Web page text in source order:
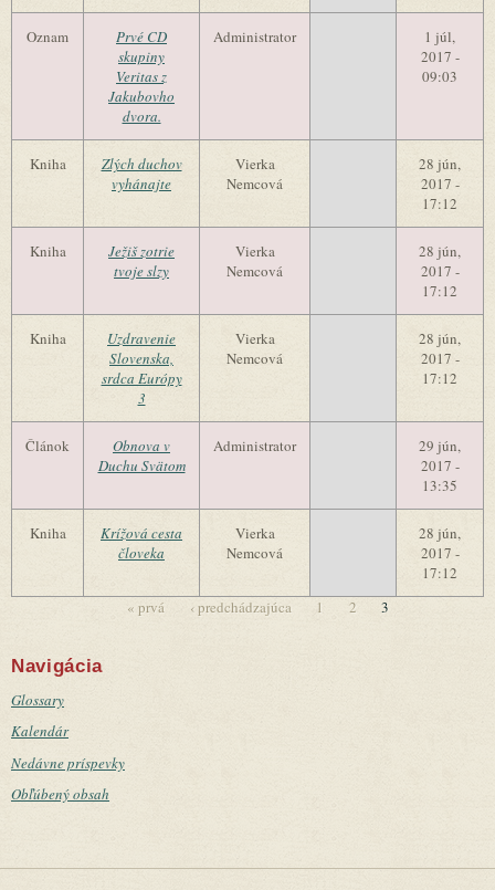
Oznam
Prvé CD
skupiny
Veritas z
Jakubovho
dvora.
Administrator
1 júl,
2017 -
09:03
Kniha
Zlých duchov
vyhánajte
Vierka
Nemcová
28 jún,
2017 -
17:12
Kniha
Ježiš zotrie
tvoje slzy
Vierka
Nemcová
28 jún,
2017 -
17:12
Kniha
Uzdravenie
Slovenska,
srdca Európy
3
Vierka
Nemcová
28 jún,
2017 -
17:12
Článok
Obnova v
Duchu Svätom
Administrator
29 jún,
2017 -
13:35
Kniha
Krížová cesta
človeka
Vierka
Nemcová
28 jún,
2017 -
17:12
« prvá ‹ predchádzajúca 1 2 3
Navigácia
Glossary
Kalendár
Nedávne príspevky
Obľúbený obsah